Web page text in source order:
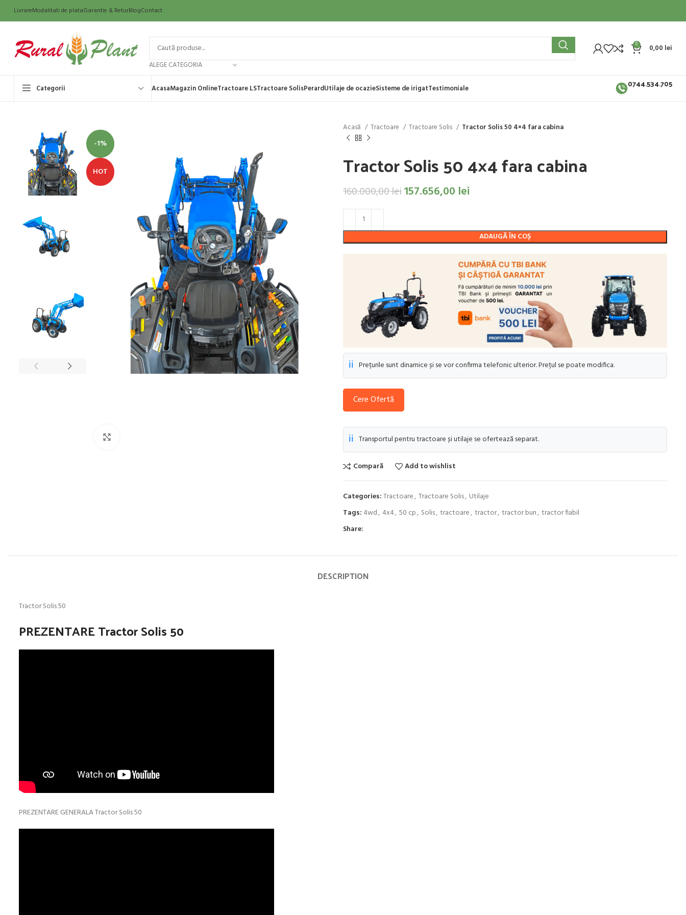
LivrareModalitati de plataGarantie & ReturBlogContact
ALEGE CATEGORIA
0 0,00 lei
Categorii AcasaMagazin OnlineTractoare LSTractoare SolisPerardUtilaje de ocazieSisteme de irigatTestimoniale 0744.534.705
-1%
HOT
Acasă Tractoare Tractoare Solis Tractor Solis 50 4×4 fara cabina
Tractor Solis 50 4×4 fara cabina
160.000,00lei157.656,00 lei
ADAUGĂ ÎN COȘ
ℹ️ Prețurile sunt dinamice și se vor confirma telefonic ulterior. Prețul se poate modifica.
Cere Ofertă
ℹ️ Transportul pentru tractoare și utilaje se ofertează separat.
Compară Add to wishlist
Categories:Tractoare, Tractoare Solis, Utilaje
Tags: 4wd, 4x4, 50 cp, Solis, tractoare, tractor, tractor bun, tractor fiabil
Share:
DESCRIPTION
Tractor Solis 50
PREZENTARE Tractor Solis 50
PREZENTARE GENERALA Tractor Solis 50